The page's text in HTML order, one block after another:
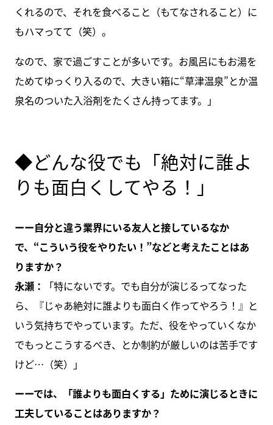
くれるので、それを食べること（もてなされること）に
もハマってて（笑）。
なので、家で過ごすことが多いです。お風呂にもお湯を
ためてゆっくり入るので、大きい箱に“草津温泉”とか温
泉名のついた入浴剤をたくさん持ってます。」
◆どんな役でも「絶対に誰よ
りも面白くしてやる！」
ーー自分と違う業界にいる友人と接しているなか
で、“こういう役をやりたい！”などと考えたことはあ
りますか？
永瀬：
「特にないです。でも自分が演じるってなった
ら、『じゃあ絶対に誰よりも面白く作ってやろう！』と
いう気持ちでやっています。ただ、役をやっていくなか
でもっとこうするべき、とか制約が厳しいのは苦手です
けど…（笑）」
ーーでは、「誰よりも面白くする」ために演じるときに
工夫していることはありますか？